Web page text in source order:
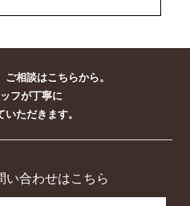
相談はこちらから。
フが丁寧に
いただきます。
い合わせはこちら